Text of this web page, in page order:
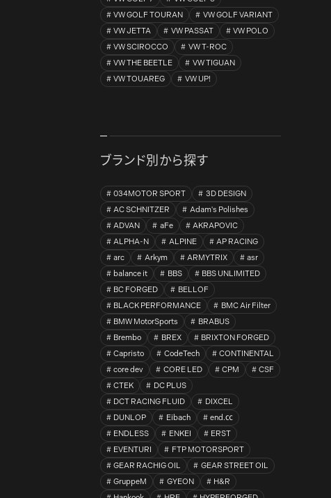
VW GOLF TOURAN
VW GOLF VARIANT
VW JETTA
VW PASSAT
VW POLO
VW SCIROCCO
VW T-ROC
VW THE BEETLE
VW TIGUAN
VW TOUAREG
VW UP!
ブランド別から探す
034MOTOR SPORT
3D DESIGN
AC SCHNITZER
Adam's Polishes
ADVAN
aFe
AKRAPOVIC
ALPHA-N
ALPINE
AP RACING
arc
Arkym ARMYTRIX
asr
balance it
BBS
BBS UNLIMITED
BC FORGED
BELLOF
BLACK PERFORMANCE
BMC Air Filter
BMW MotorSports
BRABUS
Brembo
BREX
BRIXTON FORGED
Capristo
CodeTech
CONTINENTAL
core dev
CORE LED CPM
CSF
CTEK
DC PLUS
DCT RACING FLUID
DIXCEL
DUNLOP
Eibach
end.㏄
ENDLESS
ENKEI
ERST
EVENTURI
FTP MOTORSPORT
GEAR RACHIG OIL
GEAR STREET OIL
GruppeM
GYEON
H&R